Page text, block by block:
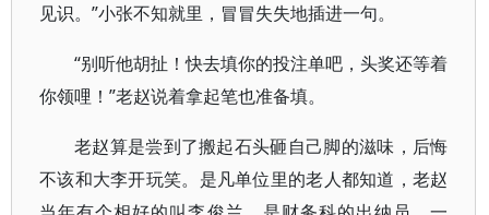
见识。”小张不知就里，冒冒失失地插进一句。
“别听他胡扯！快去填你的投注单吧，头奖还等着
你领哩！”老赵说着拿起笔也准备填。
老赵算是尝到了搬起石头砸自己脚的滋味，后悔
不该和大李开玩笑。是凡单位里的老人都知道，老赵